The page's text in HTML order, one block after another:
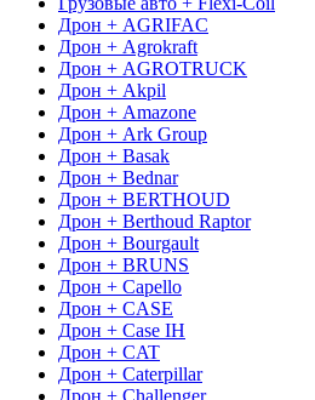
Дрон + AGRIFAC
Дрон + Agrokraft
Дрон + AGROTRUCK
Дрон + Akpil
Дрон + Amazone
Дрон + Ark Group
Дрон + Basak
Дрон + Bednar
Дрон + BERTHOUD
Дрон + Berthoud Raptor
Дрон + Bourgault
Дрон + BRUNS
Дрон + Capello
Дрон + CASE
Дрон + Case IH
Дрон + CAT
Дрон + Caterpillar
Дрон + Challenger